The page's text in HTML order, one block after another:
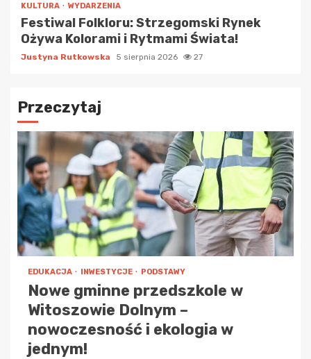
KULTURA WYDARZENIA
Festiwal Folkloru: Strzegomski Rynek
Ożywa Kolorami i Rytmami Świata!
Justyna Rutkowska 5 sierpnia 2026 27
Przeczytaj
EDUKACJA INWESTYCJE PODSTAWY
Nowe gminne przedszkole w
Witoszowie Dolnym –
nowoczesność i ekologia w
jednym!